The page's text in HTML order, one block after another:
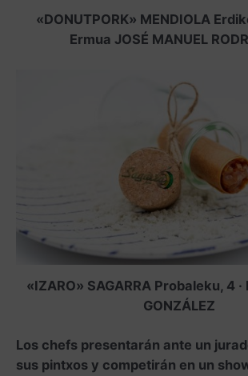
«DONUTPORK» MENDIOLA
Ermua JOSÉ MANUEL
«IZARO» SAGARRA Probaleku, 4 ·
GONZÁLEZ
Los chefs presentarán ante un
sus pintxos y competirán en un